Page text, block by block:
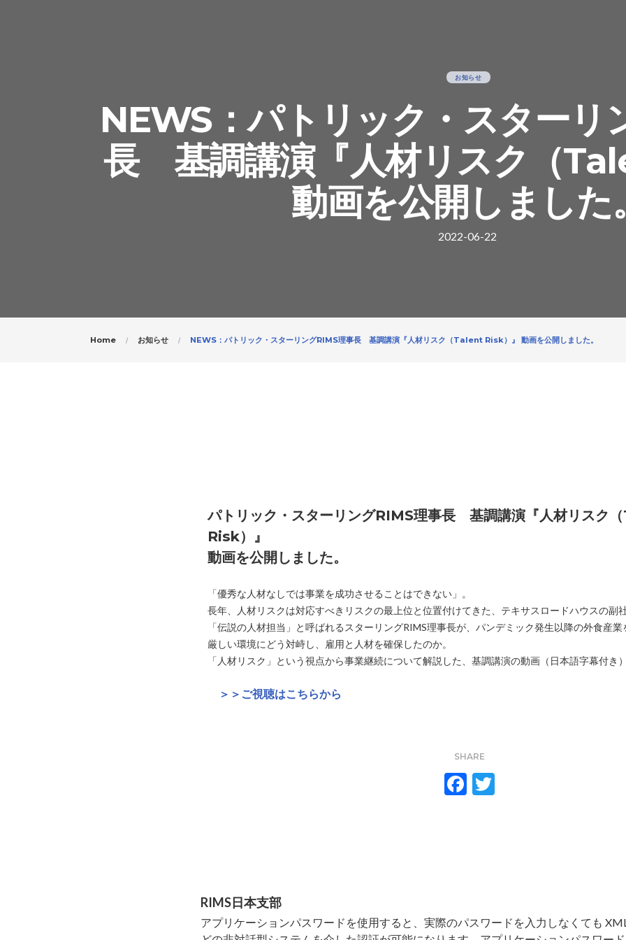
お知らせ
NEWS：パトリック・スターリ
長 基調講演『人材リスク（
動画を公開しました。
2022-06-22
Home お知らせ NEWS：パトリック・スターリングRIMS理事長 基調講演『人材リスク（Talent Risk）』 動画を公開しました。
パトリック・スターリングRIMS理事長 基調講演『人材リスク
Risk）』
動画を公開しました。
「優秀な人材なしでは事業を成功させることはできない」。
長年、人材リスクは対応すべきリスクの最上位と位置付けてきた、テキサスロードハウスの副社
「伝説の人材担当」と呼ばれるスターリングRIMS理事長が、パンデミック発生以降の外食産業
厳しい環境にどう対峙し、雇用と人材を確保したのか。
「人材リスク」という視点から事業継続について解説した、基調講演の動画（日本語字幕付き
＞＞ご視聴はこちらから
SHARE
F
k
RIMS日本支部
アプリケーションパスワードを使用すると、実際のパスワードを入力しなくても